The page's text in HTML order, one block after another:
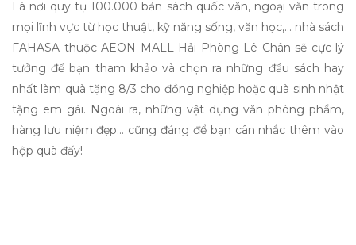
Là nơi quy tụ 100.000 bản sách quốc văn, ngoại văn trong
mọi lĩnh vực từ học thuật, kỹ năng sống, văn học,… nhà sách
FAHASA thuộc AEON MALL Hải Phòng Lê Chân sẽ cực lý
tưởng để bạn tham khảo và chọn ra những đầu sách hay
nhất làm quà tặng 8/3 cho đồng nghiệp hoặc quà sinh nhật
tặng em gái. Ngoài ra, những vật dụng văn phòng phẩm,
hàng lưu niệm đẹp… cũng đáng để bạn cân nhắc thêm vào
hộp quà đấy!